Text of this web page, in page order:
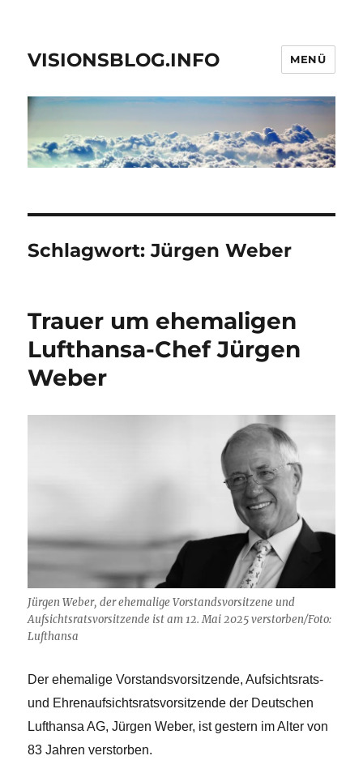
VISIONSBLOG.INFO MENÜ
Schlagwort:Jürgen Weber
Trauer um ehemaligen
Lufthansa-Chef Jürgen
Weber
Jürgen Weber, der ehemalige Vorstandsvorsitzene und
Aufsichtsratsvorsitzende ist am 12. Mai 2025 verstorben/Foto:
Lufthansa
Der ehemalige Vorstandsvorsitzende, Aufsichtsrats-
und Ehrenaufsichtsratsvorsitzende der Deutschen
Lufthansa AG, Jürgen Weber, ist gestern im Alter von
83 Jahren verstorben.